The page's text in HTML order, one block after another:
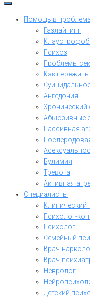
Помощь в
Газлайтинг
Психоз
Проблемы
Как пережить
Ангедония
Хронический
Абьюзивные
Пассивная
Булимия
Тревога
Активная
Специалисты
Клинический
Психолог-
Психолог
Семейный
Врач-
Врач-
Невролог
Детский